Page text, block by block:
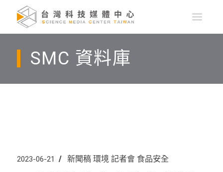
SMC 資料庫
2023-06-21 新聞稿 環境 記者會 食品安全